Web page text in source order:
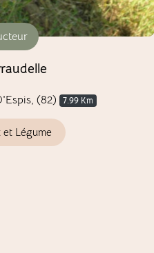
(82) 7.99 Km
et Légume